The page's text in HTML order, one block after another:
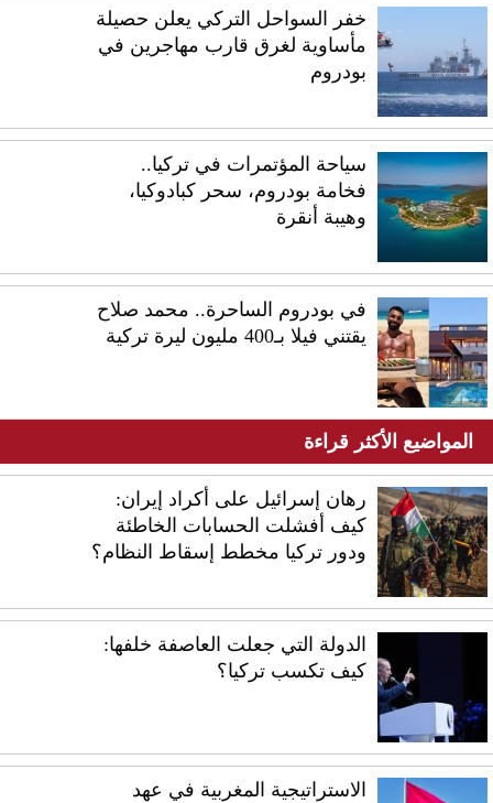
خفر السواحل التركي يعلن حصيلة
مأساوية لغرق قارب مهاجرين في
بودروم
سياحة المؤتمرات في تركيا..
فخامة بودروم، سحر كبادوكيا،
وهيبة أنقرة
في بودروم الساحرة.. محمد صلاح
يقتني فيلا بـ400 مليون ليرة تركية
المواضيع الأكثر قراءة
رهان إسرائيل على أكراد إيران:
كيف أفشلت الحسابات الخاطئة
ودور تركيا مخطط إسقاط النظام؟
الدولة التي جعلت العاصفة خلفها:
كيف تكسب تركيا؟
الاستراتيجية المغربية في عهد